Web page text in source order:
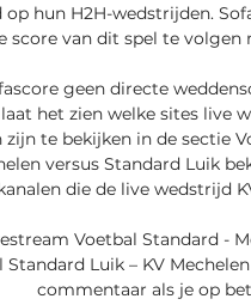
op hun H2H-wedstrijden.
score van dit spel te
geen directe
het zien welke sites live
te bekijken in de sectie
versus Standard Luik
die de live wedstrijd
Voetbal Standard -
Standard Luik – KV
commentaar als je op